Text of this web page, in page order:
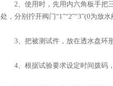
2、使用时，先用内六角板手把三
处，分别拧开阀门“1”“2”“3”(0为放
3、把被测试件，放在透水盘环形
4、根据试验要求设定时间拨码，